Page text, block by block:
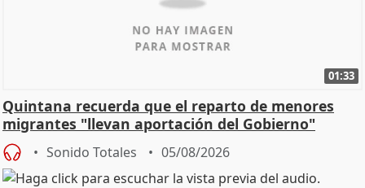
01:33
Quintana recuerda que el reparto de menores
migrantes "llevan aportación del Gobierno"
central
Sonido Totales 05/08/2026